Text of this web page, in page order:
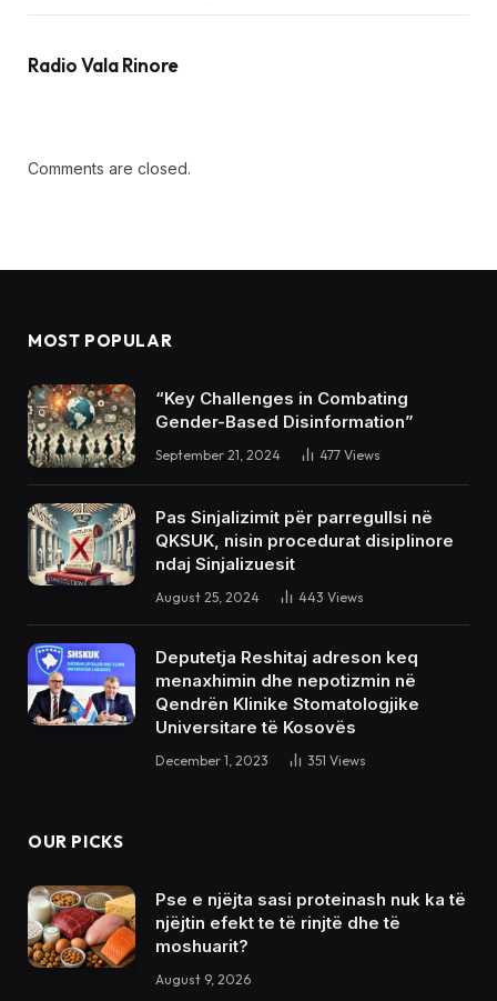
Radio Vala Rinore
Comments are closed.
MOST POPULAR
“Key Challenges in Combating
Gender-Based Disinformation”
September 21, 2024 477 Views
Pas Sinjalizimit për parregullsi në
QKSUK, nisin procedurat disiplinore
ndaj Sinjalizuesit
August 25, 2024 443 Views
Deputetja Reshitaj adreson keq
menaxhimin dhe nepotizmin në
Qendrën Klinike Stomatologjike
Universitare të Kosovës
December 1, 2023 351 Views
OUR PICKS
Pse e njëjta sasi proteinash nuk ka të
njëjtin efekt te të rinjtë dhe të
moshuarit?
August 9, 2026